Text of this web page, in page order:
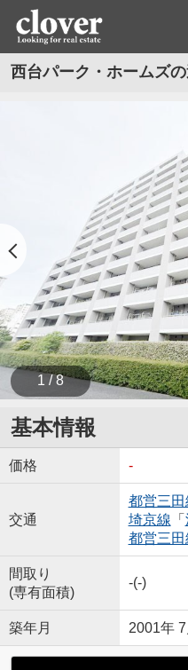
西台パーク・ホームズ
1 / 8
基本情報
価格 -
交通
都営三田
埼京線 「
都営三田
間取り
(専有面積)
-(-)
築年月 2001年